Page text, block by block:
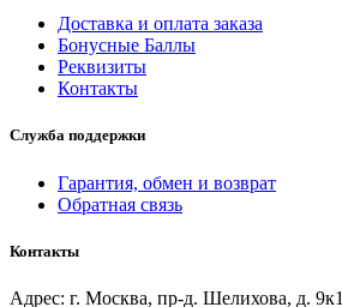
Доставка и оплата заказа
Бонусные Баллы
Реквизиты
Контакты
Служба поддержки
Гарантия, обмен и возврат
Обратная связь
Контакты
Адрес: г. Москва, пр-д. Шелихова, д. 9к1